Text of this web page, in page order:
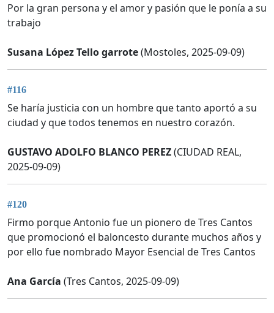
Por la gran persona y el amor y pasión que le ponía a su
trabajo
Susana López Tello garrote(Mostoles, 2025-09-09)
#116
Se haría justicia con un hombre que tanto aportó a su
ciudad y que todos tenemos en nuestro corazón.
GUSTAVO ADOLFO BLANCO PEREZ(CIUDAD REAL,
2025-09-09)
#120
Firmo porque Antonio fue un pionero de Tres Cantos
que promocionó el baloncesto durante muchos años y
por ello fue nombrado Mayor Esencial de Tres Cantos
Ana García (Tres Cantos, 2025-09-09)